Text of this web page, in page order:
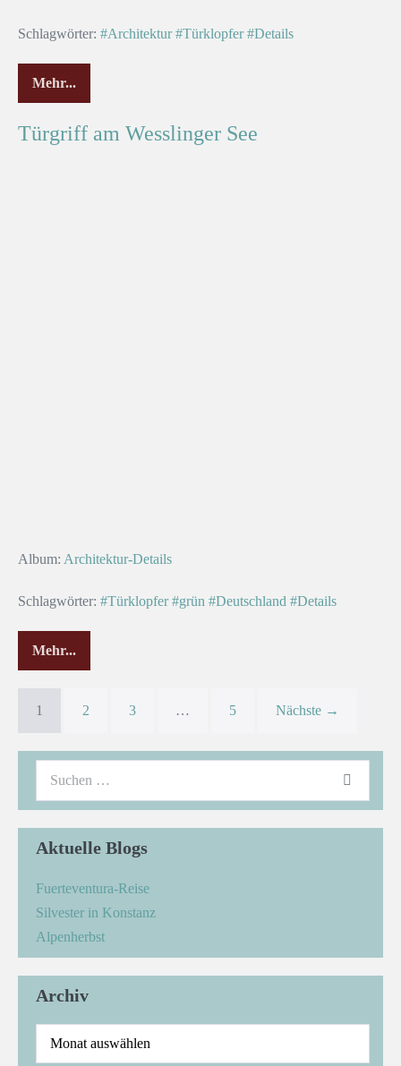
Schlagwörter: #Architektur #Türklopfer #Details
Mehr...
Türgriff am Wesslinger See
Album: Architektur-Details
Schlagwörter: #Türklopfer #grün #Deutschland #Details
Mehr...
1 2 3 … 5 Nächste →
Aktuelle Blogs
Fuerteventura-Reise
Silvester in Konstanz
Alpenherbst
Archiv